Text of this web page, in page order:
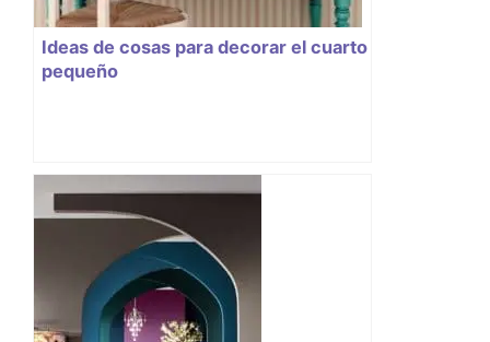
Ideas de cosas para decorar el cuarto
pequeño